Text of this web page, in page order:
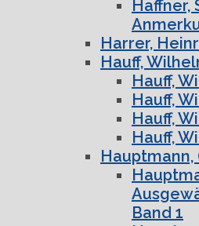
Haffner,
Harrer,
Hauff,
Hauff,
Hauff,
Hauff,
Hauff,
Band 1